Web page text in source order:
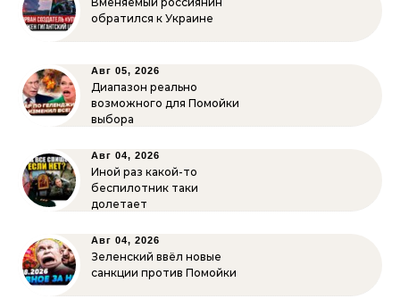
обратился к Украине
Авг 05, 2026
Диапазон реально
возможного для Помойки
выбора
Авг 04, 2026
Иной раз какой-то
беспилотник таки
долетает
Авг 04, 2026
Зеленский ввёл новые
санкции против Помойки